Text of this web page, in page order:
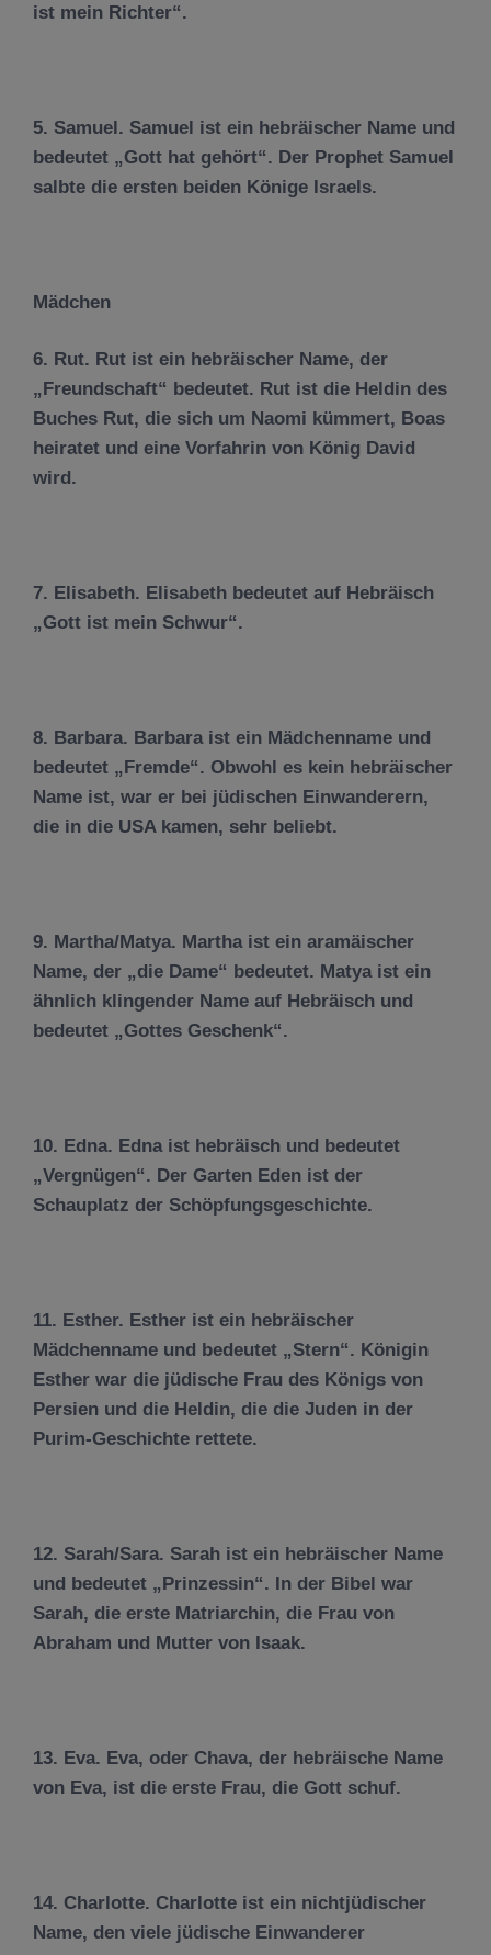
ist mein Richter“.
5. Samuel. Samuel ist ein hebräischer Name und
bedeutet „Gott hat gehört“. Der Prophet Samuel
salbte die ersten beiden Könige Israels.
Mädchen
6. Rut. Rut ist ein hebräischer Name, der
„Freundschaft“ bedeutet. Rut ist die Heldin des
Buches Rut, die sich um Naomi kümmert, Boas
heiratet und eine Vorfahrin von König David
wird.
7. Elisabeth. Elisabeth bedeutet auf Hebräisch
„Gott ist mein Schwur“.
8. Barbara. Barbara ist ein Mädchenname und
bedeutet „Fremde“. Obwohl es kein hebräischer
Name ist, war er bei jüdischen Einwanderern,
die in die USA kamen, sehr beliebt.
9. Martha/Matya. Martha ist ein aramäischer
Name, der „die Dame“ bedeutet. Matya ist ein
ähnlich klingender Name auf Hebräisch und
bedeutet „Gottes Geschenk“.
10. Edna. Edna ist hebräisch und bedeutet
„Vergnügen“. Der Garten Eden ist der
Schauplatz der Schöpfungsgeschichte.
11. Esther. Esther ist ein hebräischer
Mädchenname und bedeutet „Stern“. Königin
Esther war die jüdische Frau des Königs von
Persien und die Heldin, die die Juden in der
Purim-Geschichte rettete.
12. Sarah/Sara. Sarah ist ein hebräischer Name
und bedeutet „Prinzessin“. In der Bibel war
Sarah, die erste Matriarchin, die Frau von
Abraham und Mutter von Isaak.
13. Eva. Eva, oder Chava, der hebräische Name
von Eva, ist die erste Frau, die Gott schuf.
14. Charlotte. Charlotte ist ein nichtjüdischer
Name, den viele jüdische Einwanderer